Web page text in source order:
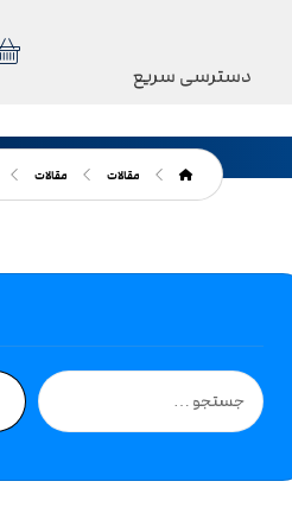
دسترسی سریع
مقالات مقالات